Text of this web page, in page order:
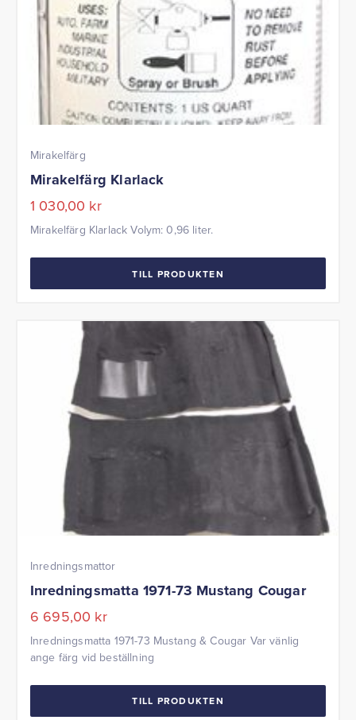
Mirakelfärg
Mirakelfärg Klarlack
1 030,00 kr
Mirakelfärg Klarlack Volym: 0,96 liter.
TILL PRODUKTEN
Inredningsmattor
Inredningsmatta 1971-73 Mustang Cougar
6 695,00 kr
Inredningsmatta 1971-73 Mustang & Cougar Var vänlig
ange färg vid beställning
TILL PRODUKTEN